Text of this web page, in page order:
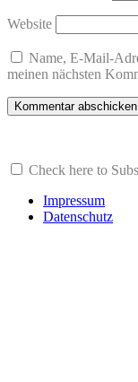
Website
Name, E-Mail-
meinen nächsten
Check here to
Impressum
Datenschutz